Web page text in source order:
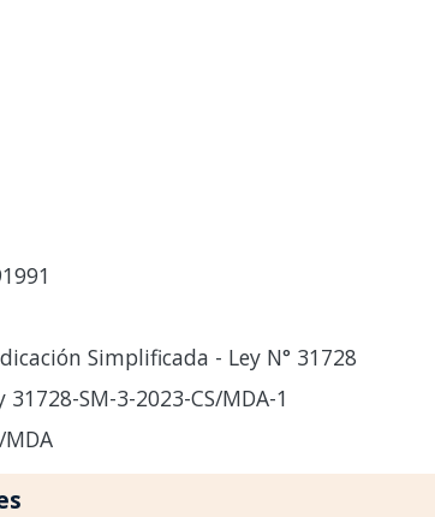
Simplificada - Ley N° 31728
31728-SM-3-2023-CS/MDA-1
MDA